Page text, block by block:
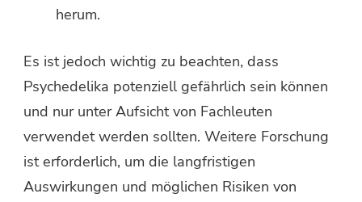
herum.
Es ist jedoch wichtig zu beachten, dass
Psychedelika potenziell gefährlich sein können
und nur unter Aufsicht von Fachleuten
verwendet werden sollten. Weitere Forschung
ist erforderlich, um die langfristigen
Auswirkungen und möglichen Risiken von